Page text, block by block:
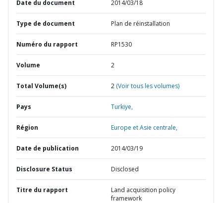
Date du document 2014/03/18
Type de document Plan de réinstallation
Numéro du rapport RP1530
Volume 2
Total Volume(s) 2 (Voir tous les volumes)
Pays Turkiye,
Région Europe et Asie centrale,
Date de publication 2014/03/19
Disclosure Status Disclosed
Titre du rapport
Land acquisition policy
framework